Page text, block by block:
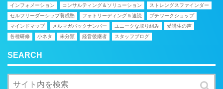
インフォメーション
コンサルティング＆ソリューション
ストレングスファインダー
セルフリーダーシップ養成塾
フォトリーディング＆速読
プチワークショップ
マインドマップ
メルマガバックナンバー ユニークな取り組み
受講生の声
各種研修
小ネタ 未分類 経営後継者 スタッフブログ
SEARCH